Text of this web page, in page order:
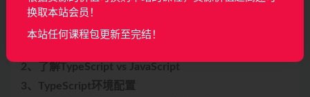
使用TypeScript开发小程序。
课程安排：
2、了解TypeScript vs JavaScript
3、TypeScript环境配置
换取本站会员！
本站任何课程包更新至完结！